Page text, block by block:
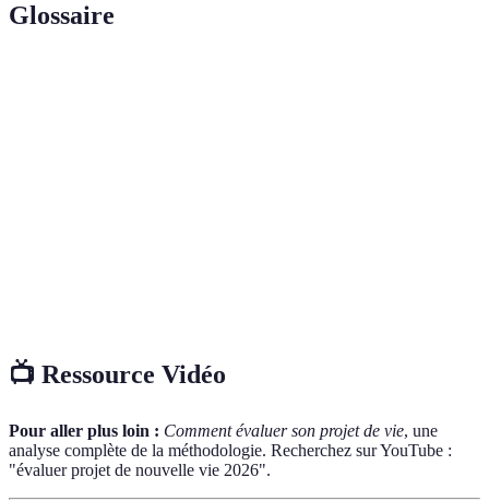
Glossaire
📺 Ressource Vidéo
Pour aller plus loin : Comment évaluer son projet de vie, une
analyse complète de la méthodologie. Recherchez sur YouTube :
"évaluer projet de nouvelle vie 2026".